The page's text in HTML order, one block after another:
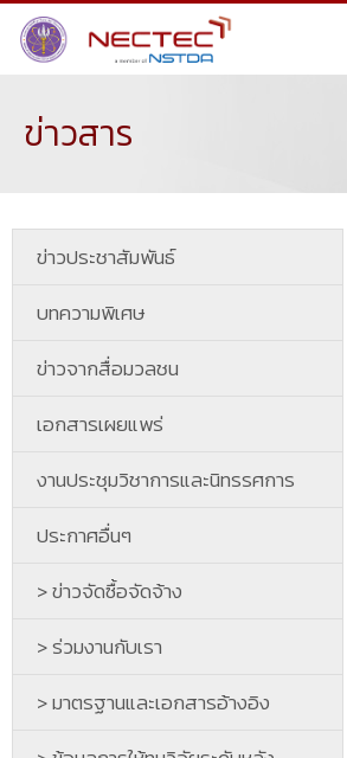
ข่าวสาร
ข่าวประชาสัมพันธ์
บทความพิเศษ
ข่าวจากสื่อมวลชน
เอกสารเผยแพร่
งานประชุมวิชาการและนิทรรศการ
ประกาศอื่นๆ
> ข่าวจัดซื้อจัดจ้าง
> ร่วมงานกับเรา
> มาตรฐานและเอกสารอ้างอิง